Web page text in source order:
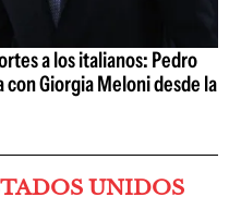
a los italianos: Pedro
Giorgia Meloni desde la
UNIDOS